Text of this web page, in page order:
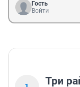
Гость
Войти
Три